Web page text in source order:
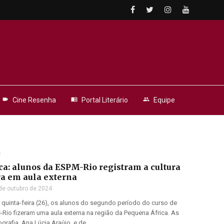
videocam Cine Resenha menu_book Portal Literário people Equipe
alunos da ESPM-Rio registram a cultura
em aula externa
outubro de 2024
quinta-feira (26), os alunos do segundo período do curso de
Rio fizeram uma aula externa na região da Pequena África. As